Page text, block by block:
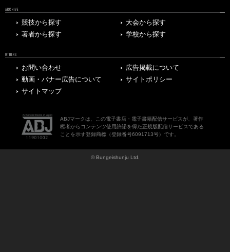
ARCHIVE
競技から探す
大会から探す
著者から探す
学校から探す
OTHERS
お問い合わせ
広告掲載について
動画・バナー広告について
サイトポリシー
サイトマップ
ABJマークは、この電子書店・電子書籍配信サービスが、著作
権者からコンテンツ使用許諾を得た正規版配信サービスである
ことを示す登録商標（登録番号6091713号）です。
© Bungeishunju Ltd.